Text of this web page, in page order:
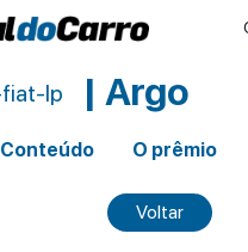
| Argo
Conteúdo O prêmio
Voltar